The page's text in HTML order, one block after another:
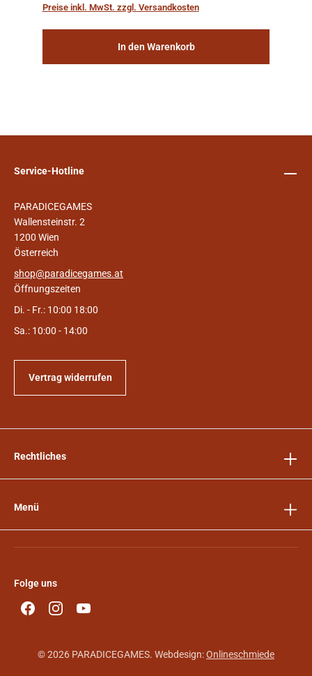
Preise inkl. MwSt. zzgl. Versandkosten
In den Warenkorb
Service-Hotline
PARADICEGAMES
Wallensteinstr. 2
1200 Wien
Österreich
shop@paradicegames.at
Öffnungszeiten
Di. - Fr.: 10:00 18:00
Sa.: 10:00 - 14:00
Vertrag widerrufen
Rechtliches
Menü
Folge uns
© 2026 PARADICEGAMES. Webdesign:Onlineschmiede